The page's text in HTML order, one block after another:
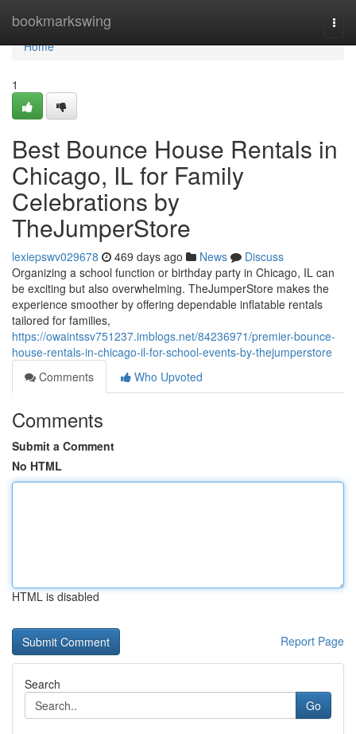
bookmarkswing
Home
Home
1
Best Bounce House Rentals in
Chicago, IL for Family
Celebrations by
TheJumperStore
lexiepswv029678 469 days ago News
Discuss
Organizing a school function or birthday party in Chicago, IL can
be exciting but also overwhelming. TheJumperStore makes the
experience smoother by offering dependable inflatable rentals
tailored for families,
https://owaintssv751237.imblogs.net/84236971/premier-bounce-
house-rentals-in-chicago-il-for-school-events-by-thejumperstore
Comments
Who Upvoted
Comments
Submit a Comment
No HTML
HTML is disabled
Report Page
Search
Go